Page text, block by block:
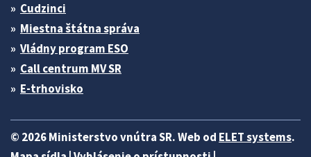
Cudzinci
Miestna štátna správa
Vládny program ESO
Call centrum MV SR
E-trhovisko
© 2026 Ministerstvo vnútra SR. Web od ELET systems.